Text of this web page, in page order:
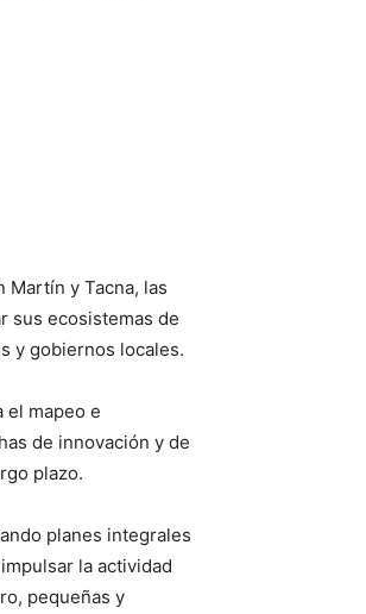
Martín y Tacna, las
sus ecosistemas de
y gobiernos locales.
el mapeo e
de innovación y de
plazo.
planes integrales
la actividad
pequeñas y